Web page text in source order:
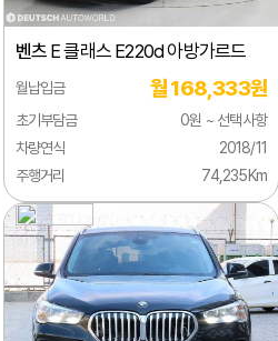
스바루
스즈키
시보레
시트로엥
알파로메오
애스턴마틴
어큐라
오펠
벤츠E 클래스 E220d 아방가르드
월납입금 월 168,333원
초기부담금
0원 ~ 선택사항
차량연식
2018/11
주행거리
74,235Km